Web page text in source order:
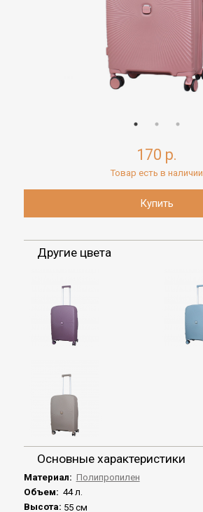
170 р.
Товар есть в наличии
Другие цвета
Основные характеристики
Материал: Полипропилен
Объем: 44 л.
Высота: 55 см